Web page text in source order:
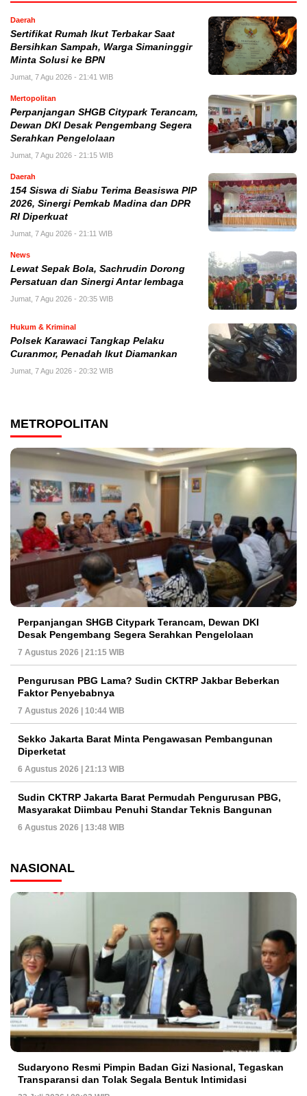
Daerah
Sertifikat Rumah Ikut Terbakar Saat
Bersihkan Sampah, Warga Simaninggir
Minta Solusi ke BPN
Jumat, 7 Agu 2026 - 21:41 WIB
Mertopolitan
Perpanjangan SHGB Citypark Terancam,
Dewan DKI Desak Pengembang Segera
Serahkan Pengelolaan
Jumat, 7 Agu 2026 - 21:15 WIB
Daerah
154 Siswa di Siabu Terima Beasiswa PIP
2026, Sinergi Pemkab Madina dan DPR
RI Diperkuat
Jumat, 7 Agu 2026 - 21:11 WIB
News
Lewat Sepak Bola, Sachrudin Dorong
Persatuan dan Sinergi Antar lembaga
Jumat, 7 Agu 2026 - 20:35 WIB
Hukum & Kriminal
Polsek Karawaci Tangkap Pelaku
Curanmor, Penadah Ikut Diamankan
Jumat, 7 Agu 2026 - 20:32 WIB
METROPOLITAN
Perpanjangan SHGB Citypark Terancam, Dewan DKI
Desak Pengembang Segera Serahkan Pengelolaan
7 Agustus 2026 | 21:15 WIB
Pengurusan PBG Lama? Sudin CKTRP Jakbar Beberkan
Faktor Penyebabnya
7 Agustus 2026 | 10:44 WIB
Sekko Jakarta Barat Minta Pengawasan Pembangunan
Diperketat
6 Agustus 2026 | 21:13 WIB
Sudin CKTRP Jakarta Barat Permudah Pengurusan PBG,
Masyarakat Diimbau Penuhi Standar Teknis Bangunan
6 Agustus 2026 | 13:48 WIB
NASIONAL
Sudaryono Resmi Pimpin Badan Gizi Nasional, Tegaskan
Transparansi dan Tolak Segala Bentuk Intimidasi